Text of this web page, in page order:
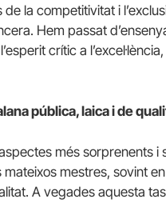
la competitivitat i
Hem passat
crític a
pública, laica i de
més sorprenents i
mestres, sovint
A vegades aquesta